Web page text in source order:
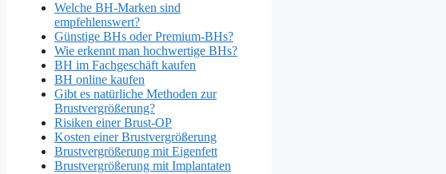
Welche BH-Marken sind
empfehlenswert?
Günstige BHs oder Premium-BHs?
Wie erkennt man hochwertige BHs?
BH im Fachgeschäft kaufen
BH online kaufen
Gibt es natürliche Methoden zur
Brustvergrößerung?
Risiken einer Brust-OP
Kosten einer Brustvergrößerung
Brustvergrößerung mit Eigenfett
Brustvergrößerung mit Implantaten